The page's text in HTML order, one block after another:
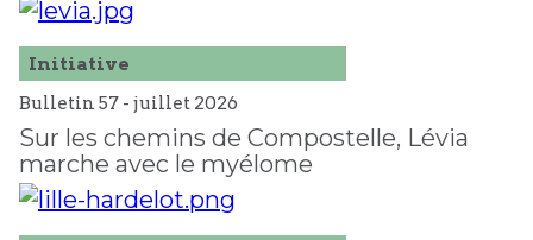
Initiative
Bulletin 57 - juillet 2026
Sur les chemins de Compostelle, Lévia
marche avec le myélome